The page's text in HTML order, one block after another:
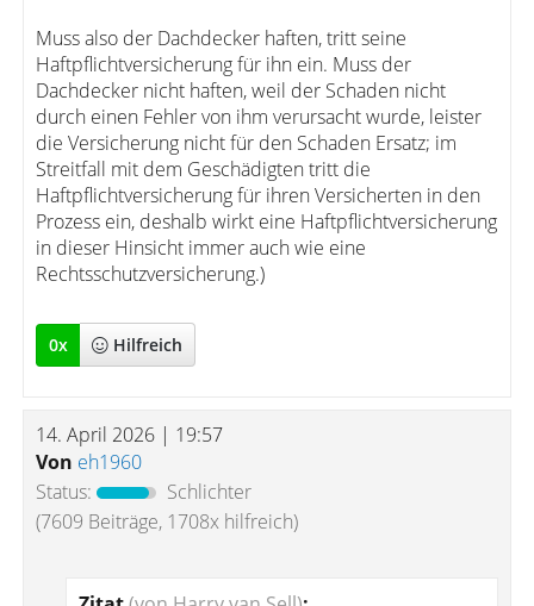
Muss also der Dachdecker haften, tritt seine
Haftpflichtversicherung für ihn ein. Muss der
Dachdecker nicht haften, weil der Schaden nicht
durch einen Fehler von ihm verursacht wurde, leister
die Versicherung nicht für den Schaden Ersatz; im
Streitfall mit dem Geschädigten tritt die
Haftpflichtversicherung für ihren Versicherten in den
Prozess ein, deshalb wirkt eine Haftpflichtversicherung
in dieser Hinsicht immer auch wie eine
Rechtsschutzversicherung.)
0x Hilfreich
14. April 2026 | 19:57
Von eh1960
Status:
Schlichter
(7609 Beiträge, 1708x hilfreich)